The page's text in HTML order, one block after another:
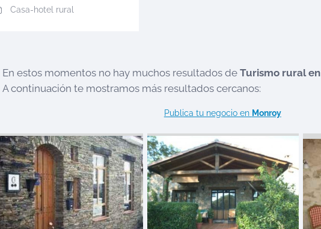
Casa-hotel rural
En estos momentos no hay muchos resultados de Turismo rural en
A continuación te mostramos más resultados cercanos:
Publica tu negocio en Monroy